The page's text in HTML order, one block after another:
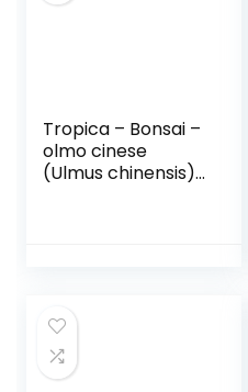
Tropica – Bonsai –
olmo cinese
(Ulmus chinensis)